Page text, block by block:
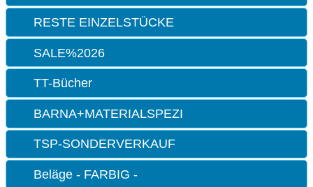
RESTE EINZELSTÜCKE
SALE%2026
TT-Bücher
BARNA+MATERIALSPEZI
TSP-SONDERVERKAUF
Beläge - FARBIG -